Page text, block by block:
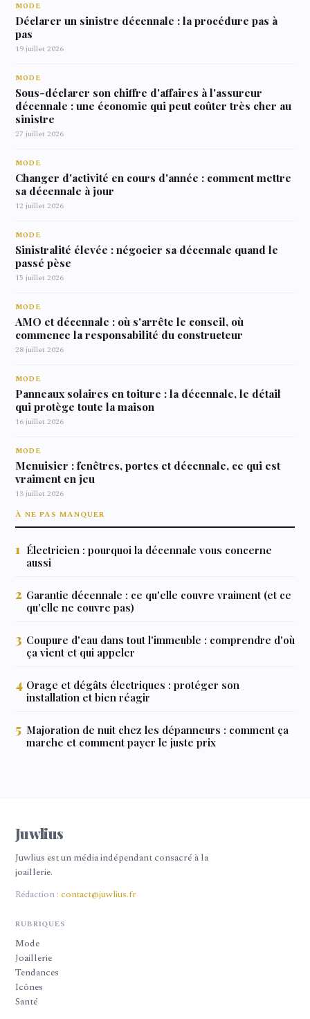
MODE
Déclarer un sinistre décennale : la procédure pas à
pas
19 juillet 2026
MODE
Sous-déclarer son chiffre d'affaires à l'assureur
décennale : une économie qui peut coûter très cher au
sinistre
27 juillet 2026
MODE
Changer d'activité en cours d'année : comment mettre
sa décennale à jour
12 juillet 2026
MODE
Sinistralité élevée : négocier sa décennale quand le
passé pèse
15 juillet 2026
MODE
AMO et décennale : où s'arrête le conseil, où
commence la responsabilité du constructeur
28 juillet 2026
MODE
Panneaux solaires en toiture : la décennale, le détail
qui protège toute la maison
16 juillet 2026
MODE
Menuisier : fenêtres, portes et décennale, ce qui est
vraiment en jeu
13 juillet 2026
À NE PAS MANQUER
Électricien : pourquoi la décennale vous concerne
aussi
Garantie décennale : ce qu'elle couvre vraiment (et ce
qu'elle ne couvre pas)
Coupure d'eau dans tout l'immeuble : comprendre d'où
ça vient et qui appeler
Orage et dégâts électriques : protéger son
installation et bien réagir
Majoration de nuit chez les dépanneurs : comment ça
marche et comment payer le juste prix
Juwlius
Juwlius est un média indépendant consacré à la
joaillerie.
Rédaction : contact@juwlius.fr
RUBRIQUES
Mode
Joaillerie
Tendances
Icônes
Santé